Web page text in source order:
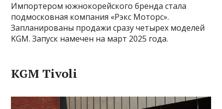
Импортером южнокорейского бренда стала
подмосковная компания «Рэкс Моторс».
Запланированы продажи сразу четырех моделей
KGM. Запуск намечен на март 2025 года.
KGM Tivoli